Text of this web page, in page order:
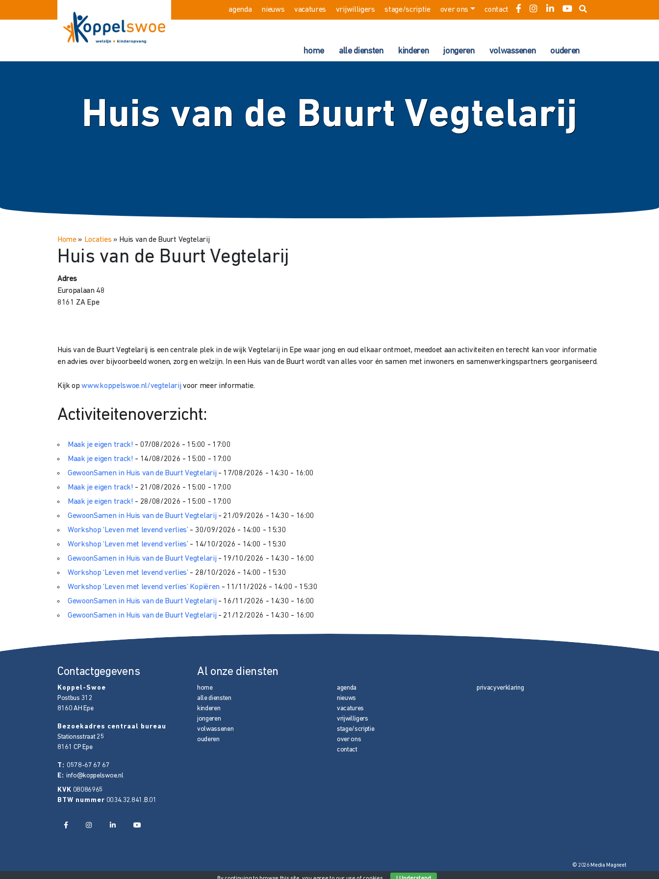
agenda nieuws vacatures vrijwilligers stage/scriptie over ons contact
home alle diensten kinderen jongeren volwassenen ouderen
Huis van de Buurt Vegtelarij
Home» Locaties » Huis van de Buurt Vegtelarij
Huis van de Buurt Vegtelarij
Adres
Europalaan 48
8161 ZA Epe
Huis van de Buurt Vegtelarij is een centrale plek in de wijk Vegtelarij in Epe waar jong en oud elkaar ontmoet, meedoet aan activiteiten en terecht kan voor informatie
en advies over bijvoorbeeld wonen, zorg en welzijn. In een Huis van de Buurt wordt van alles voor én samen met inwoners en samenwerkingspartners georganiseerd.
Kijk opwww.koppelswoe.nl/vegtelarij voor meer informatie.
Activiteitenoverzicht:
Maak je eigen track! - 07/08/2026 - 15:00 - 17:00
Maak je eigen track! - 14/08/2026 - 15:00 - 17:00
GewoonSamen in Huis van de Buurt Vegtelarij - 17/08/2026 - 14:30 - 16:00
Maak je eigen track! - 21/08/2026 - 15:00 - 17:00
Maak je eigen track! - 28/08/2026 - 15:00 - 17:00
GewoonSamen in Huis van de Buurt Vegtelarij - 21/09/2026 - 14:30 - 16:00
Workshop ‘Leven met levend verlies’ - 30/09/2026 - 14:00 - 15:30
Workshop ‘Leven met levend verlies’ - 14/10/2026 - 14:00 - 15:30
GewoonSamen in Huis van de Buurt Vegtelarij - 19/10/2026 - 14:30 - 16:00
Workshop ‘Leven met levend verlies’ - 28/10/2026 - 14:00 - 15:30
Workshop ‘Leven met levend verlies’ Kopiëren - 11/11/2026 - 14:00 - 15:30
GewoonSamen in Huis van de Buurt Vegtelarij - 16/11/2026 - 14:30 - 16:00
GewoonSamen in Huis van de Buurt Vegtelarij - 21/12/2026 - 14:30 - 16:00
Contactgegevens
Koppel-Swoe
Postbus 312
8160 AH Epe
Bezoekadres centraal bureau
Stationsstraat 25
8161 CP Epe
T: 0578-67 67 67
E: info@koppelswoe.nl
KVK 08086965
BTW nummer 0034.32.841.B.01
Al onze diensten
home
alle diensten
kinderen
jongeren
volwassenen
ouderen
agenda
nieuws
vacatures
vrijwilligers
stage/scriptie
over ons
contact
privacyverklaring
© 2026 Media Magneet